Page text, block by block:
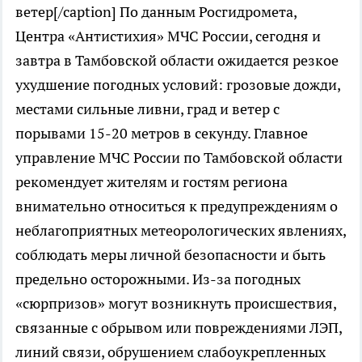
ветер[/caption] По данным Росгидромета,
Центра «Антистихия» МЧС России, сегодня и
завтра в Тамбовской области ожидается резкое
ухудшение погодных условий: грозовые дожди,
местами сильные ливни, град и ветер с
порывами 15-20 метров в секунду. Главное
управление МЧС России по Тамбовской области
рекомендует жителям и гостям региона
внимательно относиться к предупреждениям о
неблагоприятных метеорологических явлениях,
соблюдать меры личной безопасности и быть
предельно осторожными. Из-за погодных
«сюрпризов» могут возникнуть происшествия,
связанные с обрывом или повреждениями ЛЭП,
линий связи, обрушением слабоукрепленных